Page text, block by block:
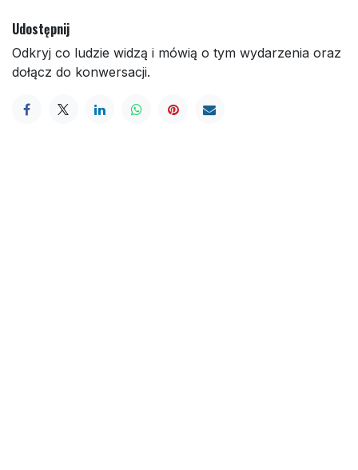
Udostępnij
Odkryj co ludzie widzą i mówią o tym wydarzenia oraz
dołącz do konwersacji.